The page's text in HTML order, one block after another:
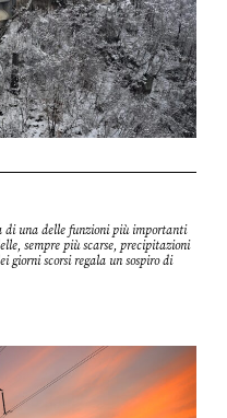
di una delle funzioni più importanti
sempre più scarse, precipitazioni
giorni scorsi regala un sospiro di